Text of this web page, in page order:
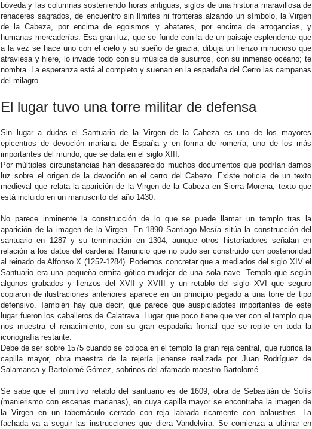
bóveda y las columnas sosteniendo horas antiguas, siglos de una historia maravillosa de
renaceres sagrados, de encuentro sin límites ni fronteras alzando un símbolo, la Virgen
de la Cabeza, por encima de egoismos y abatares, por encima de arrogancias, y
humanas mercaderías. Esa gran luz, que se funde con la de un paisaje esplendente que
a la vez se hace uno con el cielo y su sueño de gracia, dibuja un lienzo minucioso que
atraviesa y hiere, lo invade todo con su música de susurros, con su inmenso océano; te
nombra. La esperanza está al completo y suenan en la espadaña del Cerro las campanas
del milagro.
El lugar tuvo una torre militar de defensa
Sin lugar a dudas el Santuario de la Virgen de la Cabeza es uno de los mayores
epicentros de devoción mariana de España y en forma de romería, uno de los más
importantes del mundo, que se data en el siglo XIII.
Por múltiples circunstancias han desaparecido muchos documentos que podrían darnos
luz sobre el origen de la devoción en el cerro del Cabezo. Existe noticia de un texto
medieval que relata la aparición de la Virgen de la Cabeza en Sierra Morena, texto que
está incluido en un manuscrito del año 1430.
No parece inminente la construcción de lo que se puede llamar un templo tras la
aparición de la imagen de la Virgen. En 1890 Santiago Mesía sitúa la construcción del
santuario en 1287 y su terminación en 1304, aunque otros historiadores señalan en
relación a los datos del cardenal Ranuncio que no pudo ser construido con posterioridad
al reinado de Alfonso X (1252-1284). Podemos concretar que a mediados del siglo XIV el
Santuario era una pequeña ermita gótico-mudejar de una sola nave. Templo que según
algunos grabados y lienzos del XVII y XVIII y un retablo del siglo XVI que seguro
copiaron de ilustraciones anteriores aparece en un principio pegado a una torre de tipo
defensivo. También hay que decir, que parece que auspiciadotes importantes de este
lugar fueron los caballeros de Calatrava. Lugar que poco tiene que ver con el templo que
nos muestra el renacimiento, con su gran espadaña frontal que se repite en toda la
iconografía restante.
Debe de ser sobre 1575 cuando se coloca en el templo la gran reja central, que rubrica la
capilla mayor, obra maestra de la rejería jienense realizada por Juan Rodríguez de
Salamanca y Bartolomé Gómez, sobrinos del afamado maestro Bartolomé.
Se sabe que el primitivo retablo del santuario es de 1609, obra de Sebastián de Solís
(manierismo con escenas marianas), en cuya capilla mayor se encontraba la imagen de
la Virgen en un tabernáculo cerrado con reja labrada ricamente con balaustres. La
fachada va a seguir las instrucciones que diera Vandelvira. Se comienza a ultimar en